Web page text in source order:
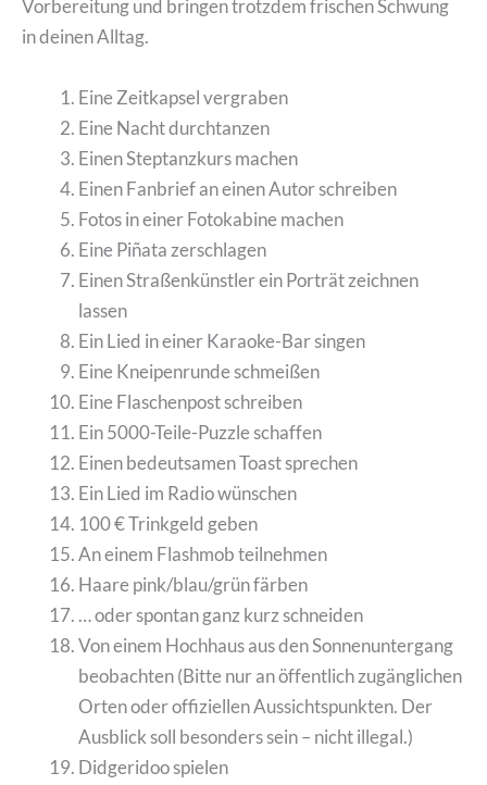
Vorbereitung und bringen trotzdem frischen Schwung
in deinen Alltag.
Eine Zeitkapsel vergraben
Eine Nacht durchtanzen
Einen Steptanzkurs machen
Einen Fanbrief an einen Autor schreiben
Fotos in einer Fotokabine machen
Eine Piñata zerschlagen
Einen Straßenkünstler ein Porträt zeichnen
lassen
Ein Lied in einer Karaoke-Bar singen
Eine Kneipenrunde schmeißen
Eine Flaschenpost schreiben
Ein 5000-Teile-Puzzle schaffen
Einen bedeutsamen Toast sprechen
Ein Lied im Radio wünschen
100 € Trinkgeld geben
An einem Flashmob teilnehmen
Haare pink/blau/grün färben
… oder spontan ganz kurz schneiden
Von einem Hochhaus aus den Sonnenuntergang
beobachten (Bitte nur an öffentlich zugänglichen
Orten oder offiziellen Aussichtspunkten. Der
Ausblick soll besonders sein – nicht illegal.)
Didgeridoo spielen